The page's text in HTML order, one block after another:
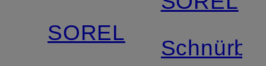
SOREL